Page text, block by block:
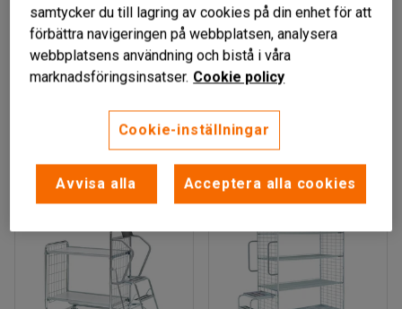
KRYCKLAN
Plockvagn, inkl. stege,
4 hyllplan, 1000x
425mm
VISMAN
Plockvagn 850x620
mm
Art. nr:20861
5 689 kr
exkl. moms
samtycker du till lagring av cookies på din enhet för att
förbättra navigeringen på webbplatsen, analysera
webbplatsens användning och bistå i våra
marknadsföringsinsatser. Cookie policy
Cookie-inställningar
Avvisa alla Acceptera alla cookies